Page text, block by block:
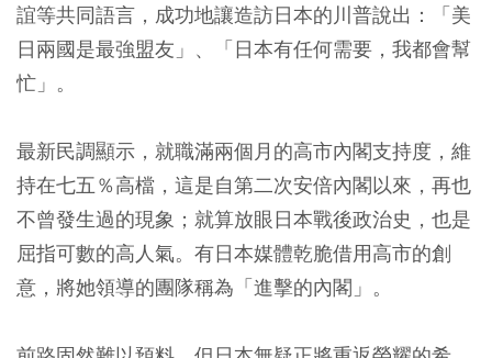
誼等共同語言，成功地讓造訪日本的川普說出：「美
日兩國是最強盟友」、「日本有任何需要，我都會幫
忙」。
最新民調顯示，就職滿兩個月的高市內閣支持度，維
持在七五％高檔，這是自第二次安倍內閣以來，再也
不曾發生過的現象；就算放眼日本戰後政治史，也是
屈指可數的高人氣。有日本媒體乾脆借用高市的創
意，將她領導的團隊稱為「進擊的內閣」。